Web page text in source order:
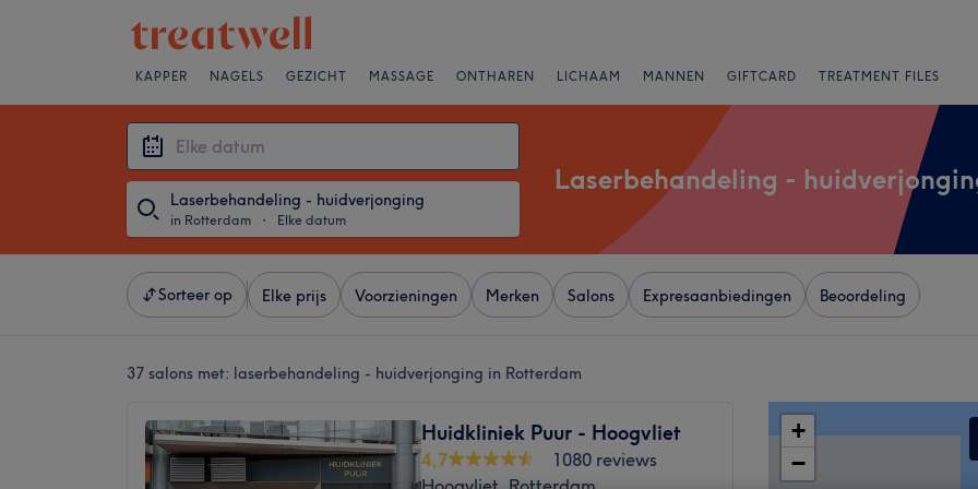
KAPPER NAGELS GEZICHT MASSAGE ONTHAREN LICHAAM MANNEN GIFTCARD TREATMENT FILES
Laserbehandeling - huidverjonging
in Rotterdam ・ Elke datum
Laserbehandeling -
Sorteer op Elke prijs Voorzieningen Merken Salons Expresaanbiedingen Beoordeling
37 salons met: laserbehandeling - huidverjonging in Rotterdam
Huidkliniek Puur - Hoogvliet
4,7
1080 reviews
+
−